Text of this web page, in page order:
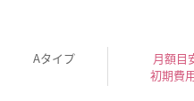
Aタイプ
月額目
初期費